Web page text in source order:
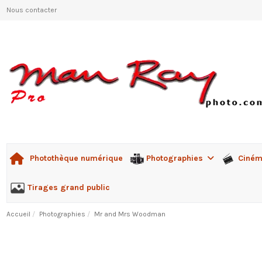
Nous contacter
Photothèque numérique Photographies
Tirages grand public
Accueil Photographies Mr and Mrs Woodman